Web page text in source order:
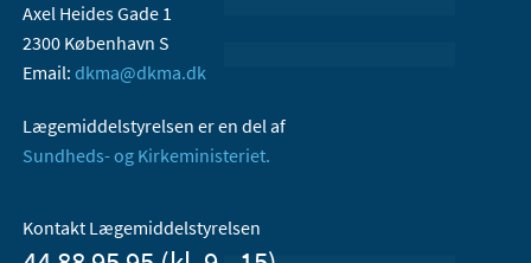
Axel Heides Gade 1
2300 København S
Email: dkma@dkma.dk
Lægemiddelstyrelsen er en del af
Sundheds- og Kirkeministeriet.
Kontakt Lægemiddelstyrelsen